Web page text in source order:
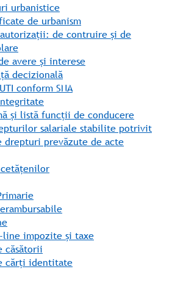
urbanistice
de urbanism
de contruire și de
avere și interese
decizională
conform SNA
și listă funcții de conducere
salariale stabilite potrivit
drepturi prevăzute de acte
line impozite și taxe
căsătorii
cărți identitate